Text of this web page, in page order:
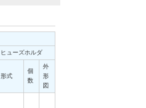
ヒューズホルダ
形式
個
数
外
形
図